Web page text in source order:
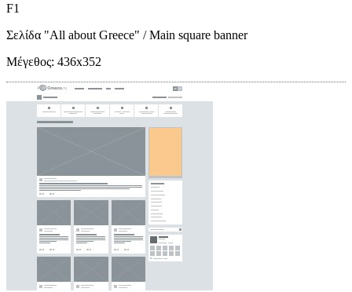
F1
Σελίδα "All about Greece" / Main square banner
Μέγεθος: 436x352